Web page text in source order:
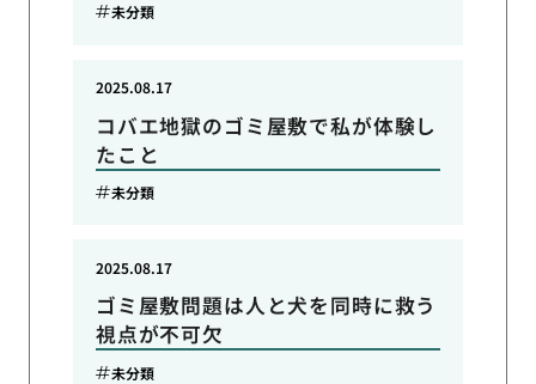
未分類
コバエ地獄のゴミ屋敷で私が体験し
たこと
2025.08.17
未分類
ゴミ屋敷問題は人と犬を同時に救う
視点が不可欠
2025.08.17
未分類